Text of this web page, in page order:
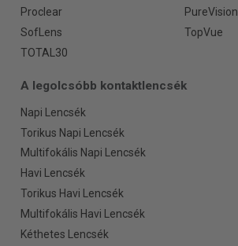
Proclear
PureVision
SofLens
TopVue
TOTAL30
A legolcsóbb kontaktlencsék
Napi Lencsék
Torikus Napi Lencsék
Multifokális Napi Lencsék
Havi Lencsék
Torikus Havi Lencsék
Multifokális Havi Lencsék
Kéthetes Lencsék